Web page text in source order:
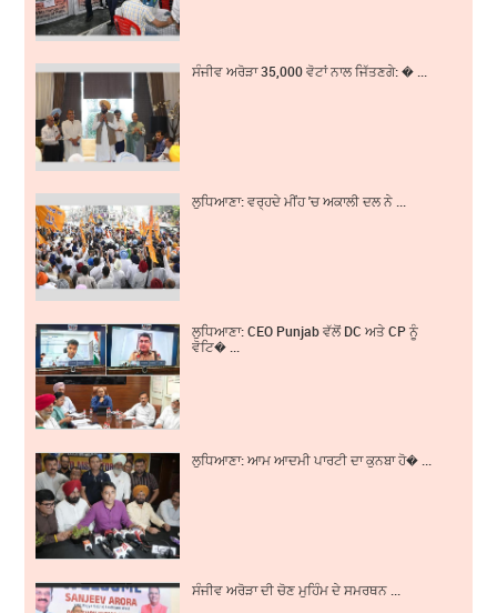
ਸੰਜੀਵ ਅਰੋੜਾ 35,000 ਵੋਟਾਂ ਨਾਲ ਜਿੱਤਣਗੇ: � ...
ਲੁਧਿਆਣਾ: ਵਰ੍ਹਦੇ ਮੀਂਹ 'ਚ ਅਕਾਲੀ ਦਲ ਨੇ ...
ਲੁਧਿਆਣਾ: CEO Punjab ਵੱਲੋਂ DC ਅਤੇ CP ਨੂੰ
ਵੋਟਿ� ...
ਲੁਧਿਆਣਾ: ਆਮ ਆਦਮੀ ਪਾਰਟੀ ਦਾ ਕੁਨਬਾ ਹੋ� ...
ਸੰਜੀਵ ਅਰੋੜਾ ਦੀ ਚੋਣ ਮੁਹਿੰਮ ਦੇ ਸਮਰਥਨ ...